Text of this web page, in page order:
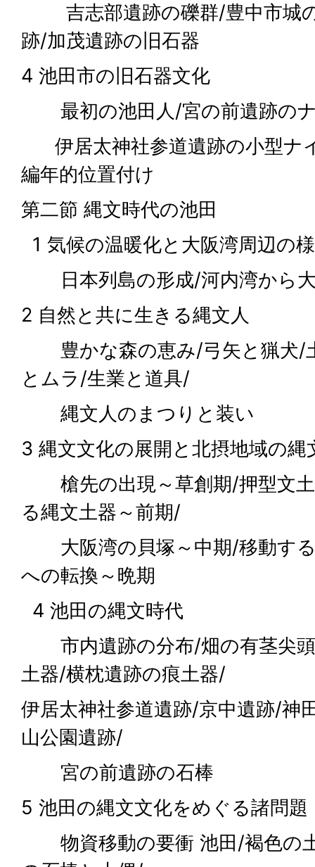
吉志部遺跡の礫群/豊中市城
跡/加茂遺跡の旧石器
4 池田市の旧石器文化
最初の池田人/宮の前遺跡の
伊居太神社参道遺跡の小型ナ
編年的位置付け
第二節 縄文時代の池田
1 気候の温暖化と大阪湾周辺の
日本列島の形成/河内湾から
2 自然と共に生きる縄文人
豊かな森の恵み/弓矢と猟犬/
とムラ/生業と道具/
縄文人のまつりと装い
3 縄文文化の展開と北摂地域の縄
槍先の出現～草創期/押型文土
る縄文土器～前期/
大阪湾の貝塚～中期/移動する
への転換～晩期
4 池田の縄文時代
市内遺跡の分布/畑の有茎尖頭
土器/横枕遺跡の痕土器/
伊居太神社参道遺跡/京中遺跡/神
山公園遺跡/
宮の前遺跡の石棒
5 池田の縄文文化をめぐる諸問題
物資移動の要衝 池田/褐色の